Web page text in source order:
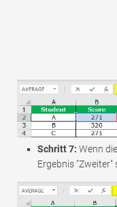
Schritt 7: Wenn
Ergebnis "Zweiter"